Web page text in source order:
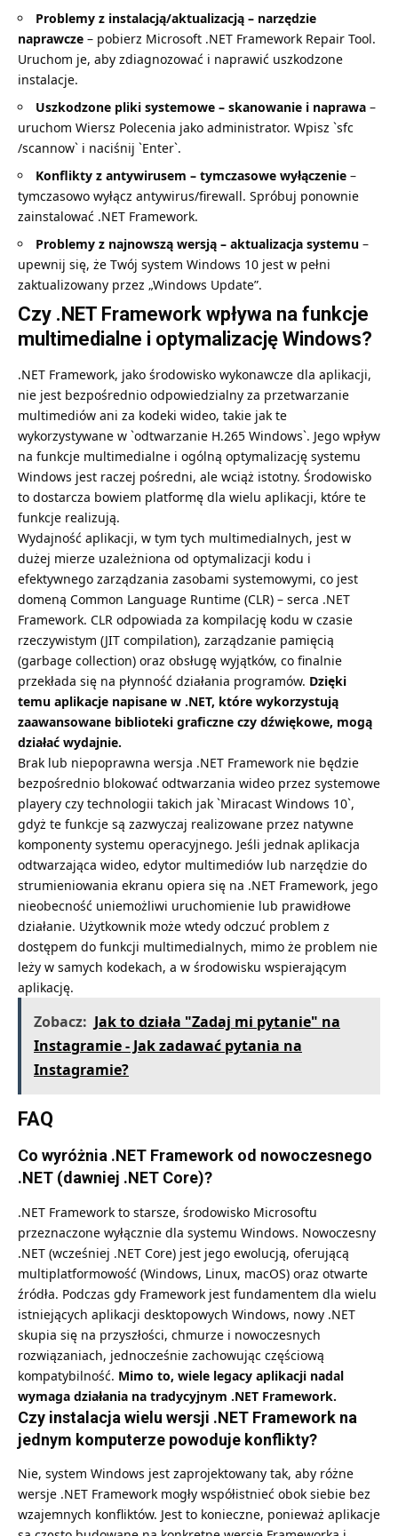
Problemy z instalacją/aktualizacją – narzędzie
naprawcze – pobierz Microsoft .NET Framework Repair Tool.
Uruchom je, aby zdiagnozować i naprawić uszkodzone
instalacje.
Uszkodzone pliki systemowe – skanowanie i naprawa –
uruchom Wiersz Polecenia jako administrator. Wpisz `sfc
/scannow` i naciśnij `Enter`.
Konflikty z antywirusem – tymczasowe wyłączenie –
tymczasowo wyłącz antywirus/firewall. Spróbuj ponownie
zainstalować .NET Framework.
Problemy z najnowszą wersją – aktualizacja systemu –
upewnij się, że Twój system Windows 10 jest w pełni
zaktualizowany przez „Windows Update”.
Czy .NET Framework wpływa na funkcje
multimedialne i optymalizację Windows?
.NET Framework, jako środowisko wykonawcze dla aplikacji,
nie jest bezpośrednio odpowiedzialny za przetwarzanie
multimediów ani za kodeki wideo, takie jak te
wykorzystywane w `odtwarzanie H.265 Windows`. Jego wpływ
na funkcje multimedialne i ogólną optymalizację systemu
Windows jest raczej pośredni, ale wciąż istotny. Środowisko
to dostarcza bowiem platformę dla wielu aplikacji, które te
funkcje realizują.
Wydajność aplikacji, w tym tych multimedialnych, jest w
dużej mierze uzależniona od optymalizacji kodu i
efektywnego zarządzania zasobami systemowymi, co jest
domeną Common Language Runtime (CLR) – serca .NET
Framework. CLR odpowiada za kompilację kodu w czasie
rzeczywistym (JIT compilation), zarządzanie pamięcią
(garbage collection) oraz obsługę wyjątków, co finalnie
przekłada się na płynność działania programów. Dzięki
temu aplikacje napisane w .NET, które wykorzystują
zaawansowane biblioteki graficzne czy dźwiękowe, mogą
działać wydajnie.
Brak lub niepoprawna wersja .NET Framework nie będzie
bezpośrednio blokować odtwarzania wideo przez systemowe
playery czy technologii takich jak `Miracast Windows 10`,
gdyż te funkcje są zazwyczaj realizowane przez natywne
komponenty systemu operacyjnego. Jeśli jednak aplikacja
odtwarzająca wideo, edytor multimediów lub narzędzie do
strumieniowania ekranu opiera się na .NET Framework, jego
nieobecność uniemożliwi uruchomienie lub prawidłowe
działanie. Użytkownik może wtedy odczuć problem z
dostępem do funkcji multimedialnych, mimo że problem nie
leży w samych kodekach, a w środowisku wspierającym
aplikację.
Zobacz: Jak to działa "Zadaj mi pytanie" na
Instagramie - Jak zadawać pytania na
Instagramie?
FAQ
Co wyróżnia .NET Framework od nowoczesnego
.NET (dawniej .NET Core)?
.NET Framework to starsze, środowisko Microsoftu
przeznaczone wyłącznie dla systemu Windows. Nowoczesny
.NET (wcześniej .NET Core) jest jego ewolucją, oferującą
multiplatformowość (Windows, Linux, macOS) oraz otwarte
źródła. Podczas gdy Framework jest fundamentem dla wielu
istniejących aplikacji desktopowych Windows, nowy .NET
skupia się na przyszłości, chmurze i nowoczesnych
rozwiązaniach, jednocześnie zachowując częściową
kompatybilność. Mimo to, wiele legacy aplikacji nadal
wymaga działania na tradycyjnym .NET Framework.
Czy instalacja wielu wersji .NET Framework na
jednym komputerze powoduje konflikty?
Nie, system Windows jest zaprojektowany tak, aby różne
wersje .NET Framework mogły współistnieć obok siebie bez
wzajemnych konfliktów. Jest to konieczne, ponieważ aplikacje